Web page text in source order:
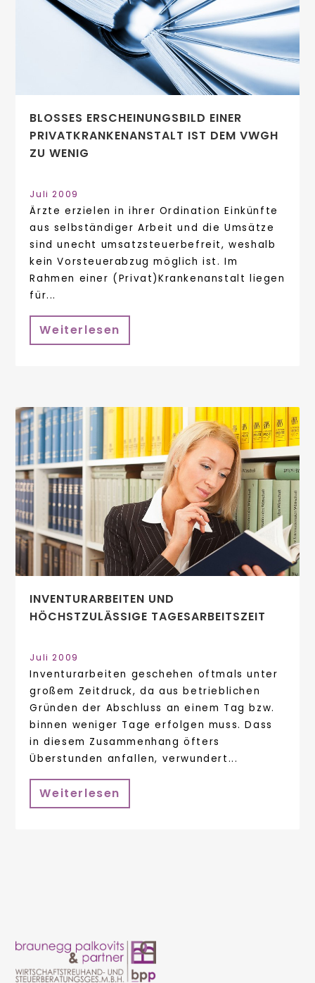
BLOSSES ERSCHEINUNGSBILD EINER P
RIVATKRANKENANSTALT IST DEM VWGH Z
U WENIG
Juli 2009
Ärzte erzielen in ihrer Ordination Einkünfte
aus selbständiger Arbeit und die Umsätze
sind unecht umsatzsteuerbefreit, weshalb
kein Vorsteuerabzug möglich ist. Im
Rahmen einer (Privat)Krankenanstalt liegen
für...
Weiterlesen
INVENTURARBEITEN UND
HÖCHSTZULÄSSIGE TAGESARBEITSZEIT
Juli 2009
Inventurarbeiten geschehen oftmals unter
großem Zeitdruck, da aus betrieblichen
Gründen der Abschluss an einem Tag bzw.
binnen weniger Tage erfolgen muss. Dass
in diesem Zusammenhang öfters
Überstunden anfallen, verwundert...
Weiterlesen